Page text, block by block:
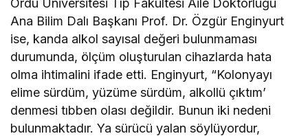
Ordu Üniversitesi Tıp Fakültesi Aile Doktorluğu
Ana Bilim Dalı Başkanı Prof. Dr. Özgür Enginyurt
ise, kanda alkol sayısal değeri bulunmaması
durumunda, ölçüm oluşturulan cihazlarda hata
olma ihtimalini ifade etti. Enginyurt, “Kolonyayı
elime sürdüm, yüzüme sürdüm, alkollü çıktım’
denmesi tıbben olası değildir. Bunun iki nedeni
bulunmaktadır. Ya sürücü yalan söylüyordur,